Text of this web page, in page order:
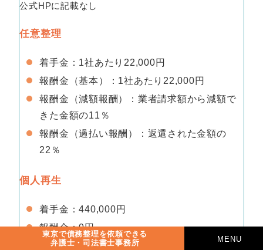
公式HPに記載なし
任意整理
着手金：1社あたり22,000円
報酬金（基本）：1社あたり22,000円
報酬金（減額報酬）：業者請求額から減額で
きた金額の11％
報酬金（過払い報酬）：返還された金額の
22％
個人再生
着手金：440,000円
報酬金：0円
MENU
東京で債務整理を依頼できる
弁護士・司法書士事務所